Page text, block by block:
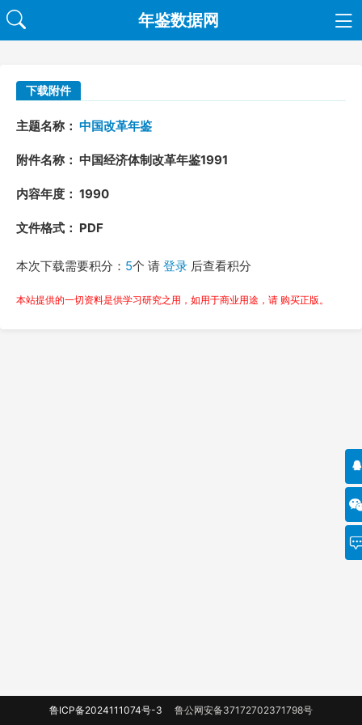
年鉴数据网
下载附件
主题名称： 中国改革年鉴
附件名称： 中国经济体制改革年鉴1991
内容年度： 1990
文件格式： PDF
本次下载需要积分： 5个 请 登录 后查看积分
本站提供的一切资料是供学习研究之用，如用于商业用途，请 购买正版。
鲁ICP备2024111074号-3 鲁公网安备37172702371798号